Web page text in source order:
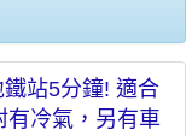
鐵站5分鐘! 適合
有冷氣，另有車